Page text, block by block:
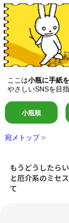
ここは小瓶に手紙
やさしいSNSを目
小瓶順
宛メトップ >
もうどうしたら
と厄介系のミセ
て